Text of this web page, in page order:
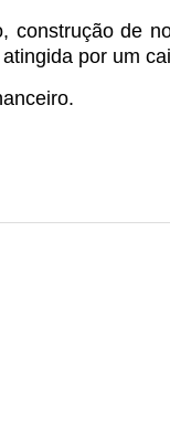
construção de
por um